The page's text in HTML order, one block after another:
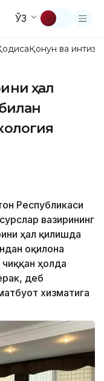
ЎЗ
Қонун ва
ҳал
Республикаси
вазирининг
ҳал қилишда
оқилона
ҳолда
деб
хизматига